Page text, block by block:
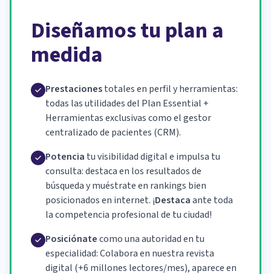
Diseñamos tu plan a
medida
Prestacionestotales en perfil y herramientas:
todas las utilidades del Plan Essential +
Herramientas exclusivas como el gestor
centralizado de pacientes (CRM).
Potencia tu visibilidad digital e impulsa tu
consulta: destaca en los resultados de
búsqueda y muéstrate en rankings bien
posicionados en internet. ¡Destacaante toda
la competencia profesional de tu ciudad!
Posiciónatecomo una autoridad en tu
especialidad: Colabora en nuestra revista
digital (+6 millones lectores/mes), aparece en